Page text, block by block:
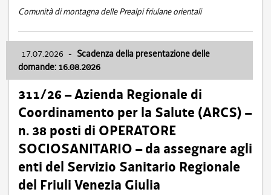
Comunità di montagna delle Prealpi friulane orientali
17.07.2026 - Scadenza della presentazione delle
domande: 16.08.2026
311/26 – Azienda Regionale di
Coordinamento per la Salute (ARCS) –
n. 38 posti di OPERATORE
SOCIOSANITARIO – da assegnare agli
enti del Servizio Sanitario Regionale
del Friuli Venezia Giulia